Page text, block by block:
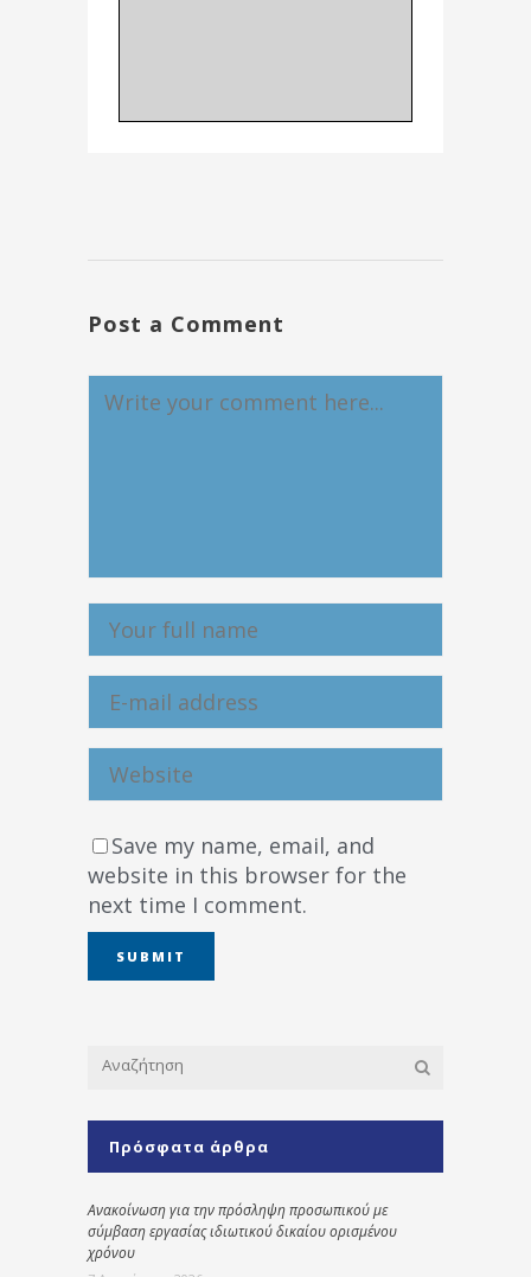
Post a Comment
Save my name, email, and
website in this browser for the
next time I comment.
Πρόσφατα άρθρα
Ανακοίνωση για την πρόσληψη προσωπικού με
σύμβαση εργασίας ιδιωτικού δικαίου ορισμένου
χρόνου